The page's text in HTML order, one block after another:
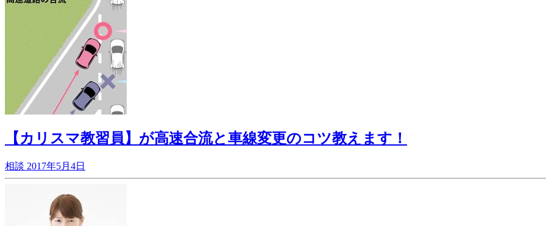
【カリスマ教習員】が高速合流と車線変更のコツ教えます！
相談 2017年5月4日